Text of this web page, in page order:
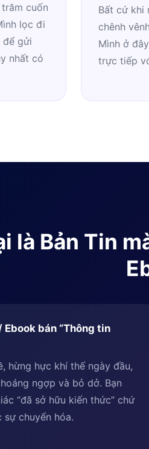
cuốn
lọc đi
để gửi
nhất có
Bất cứ khi
chênh
Mình ở
trực tiếp
là Bản Tin
Ebook bán “Thông tin
hừng hực khí thế ngày đầu,
ngợp và bỏ dở. Bạn
“đã sở hữu kiến thức” chứ
sự chuyển hóa.